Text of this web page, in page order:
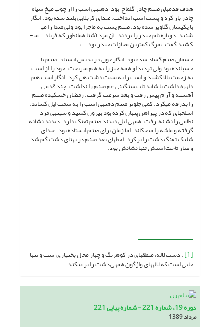
هدف قدم­های صنم چادر گل­ماج بود. دهنه­ی اسب را از چوب میخ سیاه
چادر باز کرد و پشت اسب انداخت. صدای کربلایی بلند شده بود. انگار
با یکی­شان گلاویز شده بود. صنم پشت به ماجرا بود ولی صدا را می­
شنید. دوباره نام حیدر را بردند. آن مرد آشنا همان­طور که فریاد می­
کشید گفت: «مرگ کم­ترین مجازات حیدر بود ...»
چشمان صنم گشاد شده بود، انگار خون در بدنش ایستاد. صنم پا
چسبانده بود ولی تردید او همه چیز را به هم می­ریخت. خود را از اسب
به زحمت بالا کشید و اسب را به سمت دشت هی کرد. انگار اسب هم
دلهره داشت یا شاید تاب سنگینی غم صنم را نداشت. چند قدمی
آهسته و آرام پیش رفت و بعد سرعت گرفت. رمضان خشکیده صنم
را بدرقه می­کرد. کمی جلوتر صنم دهنه­ی اسب را به سمت ایل کشاند.
اسلحه­ای که در پیراهن پنهان کرده بود بیرون کشید و سینه­ی مرد
نظامی را نشانه رفت. همه­ی ایل دیدند صنم تفنگ دارد. دیدند نشانه
گرفته و ماشه را می­چکاند. اما زمان برای صنم ایستاده بود. صدای
شلیک تفنگ دشت را پر کرد. لحظه­ای بعد صنم در پهنای دشت گم شد
و غبار تاخت اسبش تنها نشانش بود.
[1] . دشت لاله، منطقه­ای در کوه­رنگ و چهار محال بختیاری است و تنها
جایی است که لاله­های واژگون همه­ی دشت را پر می­کند.
دوره 19، شماره 221 - شماره پیاپی 221
مرداد 1389